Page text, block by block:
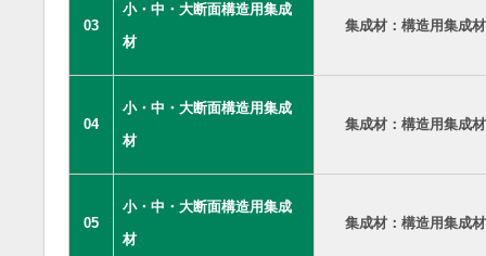
03
小・中・大断面構造用集成
材
集成材：構造用集成材
04
小・中・大断面構造用集成
材
集成材：構造用集成材
05
小・中・大断面構造用集成
材
集成材：構造用集成材